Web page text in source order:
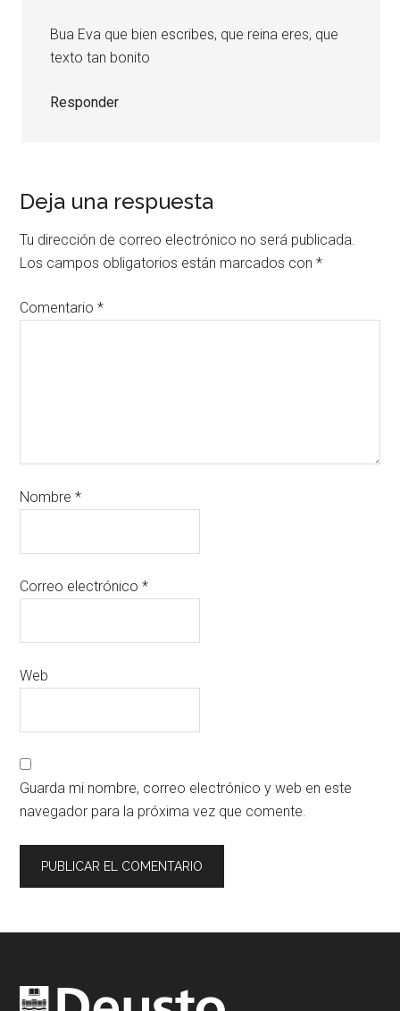
Bua Eva que bien escribes, que reina eres, que
texto tan bonito
Responder
Deja una respuesta
Tu dirección de correo electrónico no será publicada.
Los campos obligatorios están marcados con*
Comentario*
Nombre*
Correo electrónico*
Web
Guarda mi nombre, correo electrónico y web en este
navegador para la próxima vez que comente.